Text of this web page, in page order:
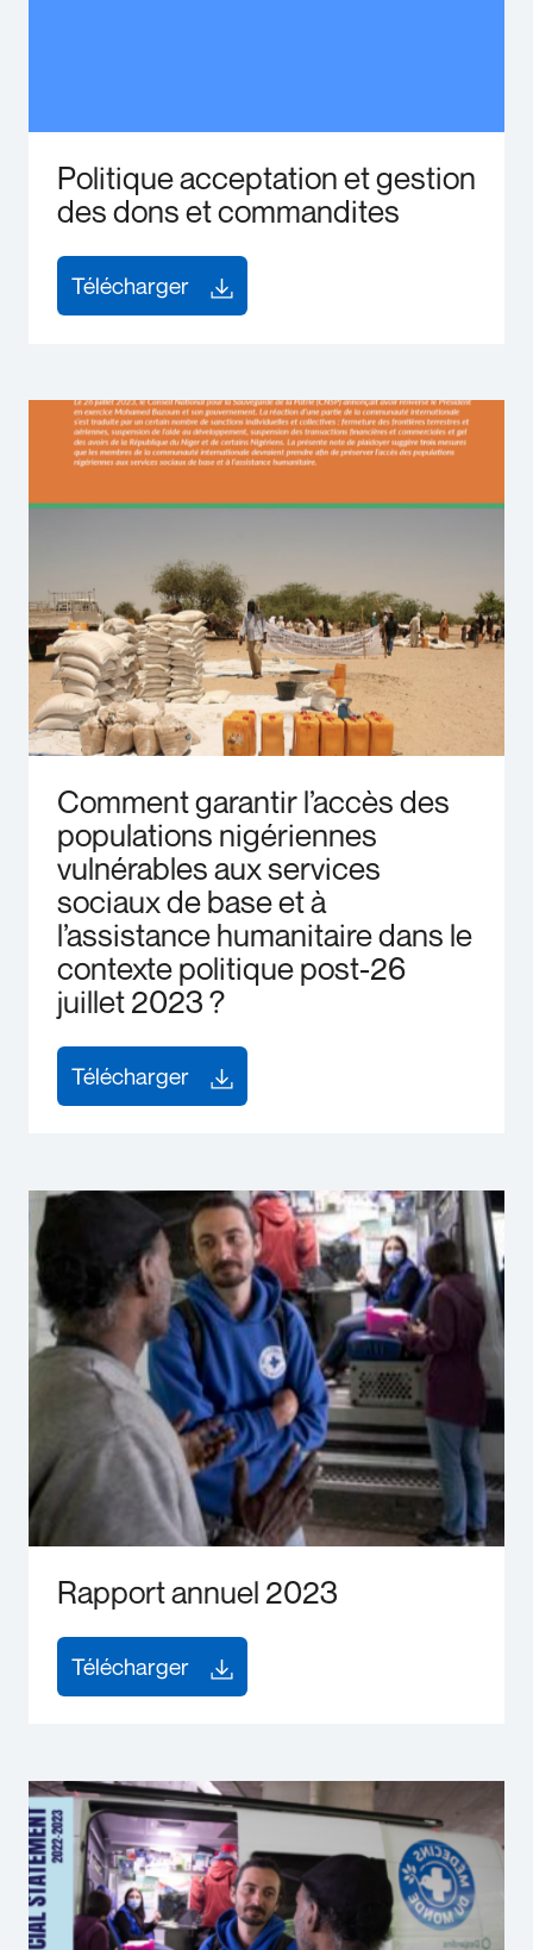
Politique acceptation et gestion
des dons et commandites
Télécharger
Comment garantir l’accès des
populations nigériennes
vulnérables aux services
sociaux de base et à
l’assistance humanitaire dans le
contexte politique post-26
juillet 2023 ?
Télécharger
Rapport annuel 2023
Télécharger